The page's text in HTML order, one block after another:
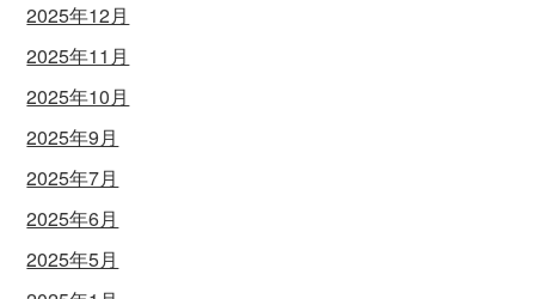
2025年12月
2025年11月
2025年10月
2025年9月
2025年7月
2025年6月
2025年5月